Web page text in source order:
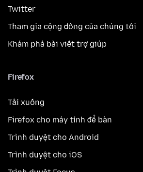
Twitter
Tham gia cộng đồng của chúng tôi
Khám phá bài viết trợ giúp
Firefox
Tải xuống
Firefox cho máy tính để bàn
Trình duyệt cho Android
Trình duyệt cho iOS